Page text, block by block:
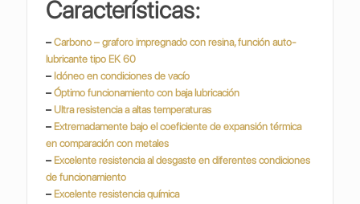
Características:
– Carbono – graforo impregnado con resina, función auto-
lubricante tipo EK 60
– Idóneo en condiciones de vacío
– Óptimo funcionamiento con baja lubricación
– Ultra resistencia a altas temperaturas
– Extremadamente bajo el coeficiente de expansión térmica
en comparación con metales
– Excelente resistencia al desgaste en diferentes condiciones
de funcionamiento
– Excelente resistencia química